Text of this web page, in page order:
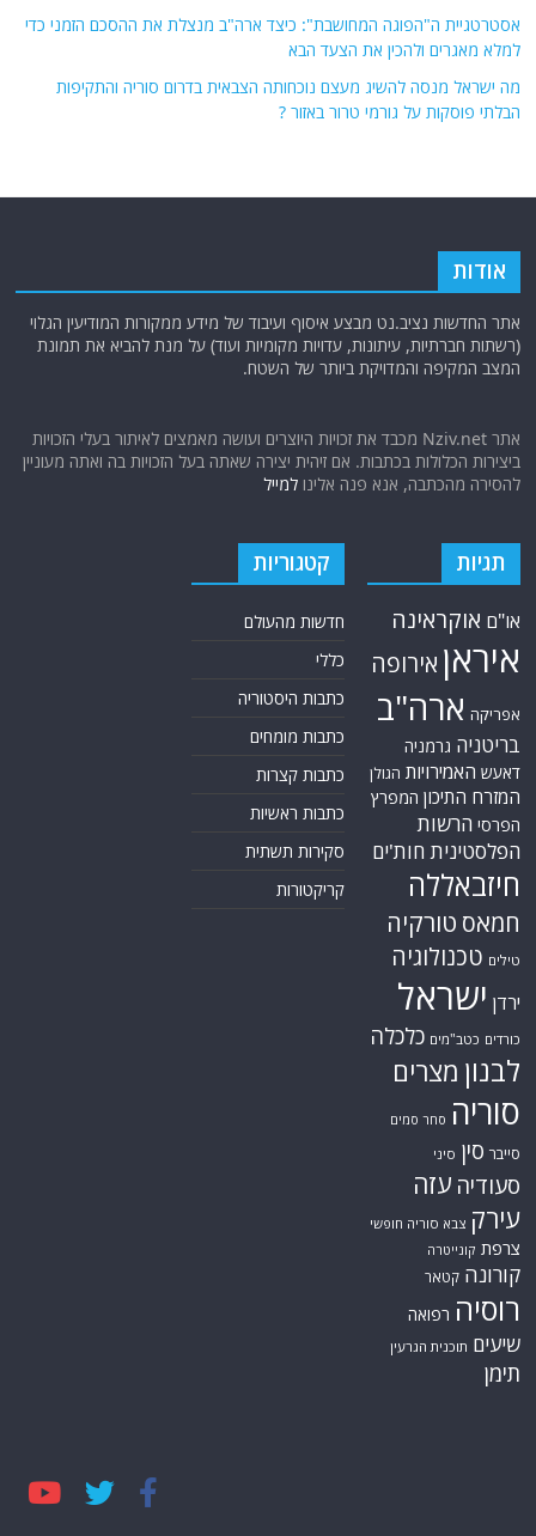
אסטרטגיית ה"הפוגה המחושבת": כיצד ארה"ב מנצלת את ההסכם הזמני כדי
למלא מאגרים ולהכין את הצעד הבא
מה ישראל מנסה להשיג מעצם נוכחותה הצבאית בדרום סוריה והתקיפות
הבלתי פוסקות על גורמי טרור באזור ?
אודות
אתר החדשות נציב.נט מבצע איסוף ועיבוד של מידע ממקורות המודיעין הגלוי
(רשתות חברתיות, עיתונות, עדויות מקומיות ועוד) על מנת להביא את תמונת
המצב המקיפה והמדויקת ביותר של השטח.
אתר Nziv.net מכבד את זכויות היוצרים ועושה מאמצים לאיתור בעלי הזכויות
ביצירות הכלולות בכתבות. אם זיהית יצירה שאתה בעל הזכויות בה ואתה מעוניין
להסירה מהכתבה, אנא פנה אלינולמייל
תגיות
או"ם אוקראינה
איראן אירופה
אפריקה ארה"ב
בריטניה גרמניה
דאעש האמירויות הגולן
המזרח התיכון המפרץ
הפרסי הרשות
הפלסטינית חות'ים
חיזבאללה
חמאס טורקיה
טילים טכנולוגיה
ירדן ישראל
כורדים כטב"מים כלכלה
לבנון מצרים
סוריה סחר סמים
סייבר סין סיני
סעודיה עזה
עירק צבא סוריה חופשי
צרפת קונייטרה
קורונה קטאר
רוסיה רפואה
שיעים תוכנית הגרעין
תימן
קטגוריות
חדשות מהעולם
כללי
כתבות היסטוריה
כתבות מומחים
כתבות קצרות
כתבות ראשיות
סקירות תשתית
קריקטורות